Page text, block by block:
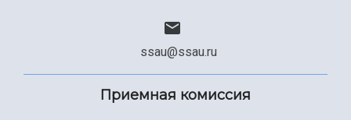
ssau@ssau.ru
Приемная комиссия